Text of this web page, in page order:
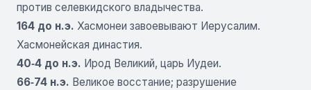
против селевкидского владычества.
164 до н.э. Хасмонеи завоевывают Иерусалим.
Хасмонейская династия.
40‑4 до н.э. Ирод Великий, царь Иудеи.
66‑74 н.э. Великое восстание; разрушение